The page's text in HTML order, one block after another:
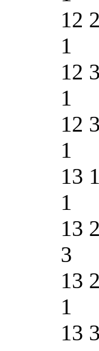
12
1
12
1
12
1
13
1
13
3
13
1
13